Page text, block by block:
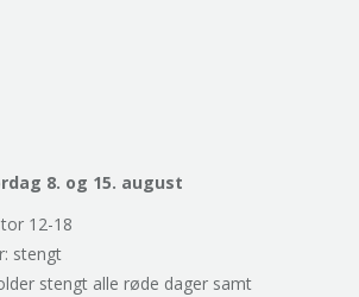
8. og 15. august
12-18
stengt
stengt alle røde dager samt